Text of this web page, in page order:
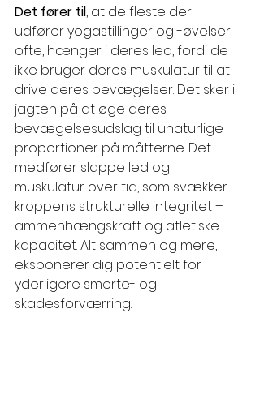
Det fører til, at de fleste der
udfører yogastillinger og -øvelser
ofte, hænger i deres led, fordi de
ikke bruger deres muskulatur til at
drive deres bevægelser. Det sker i
jagten på at øge deres
bevægelsesudslag til unaturlige
proportioner på måtterne. Det
medfører slappe led og
muskulatur over tid, som svækker
kroppens strukturelle integritet –
ammenhængskraft og atletiske
kapacitet. Alt sammen og mere,
eksponerer dig potentielt for
yderligere smerte- og
skadesforværring.